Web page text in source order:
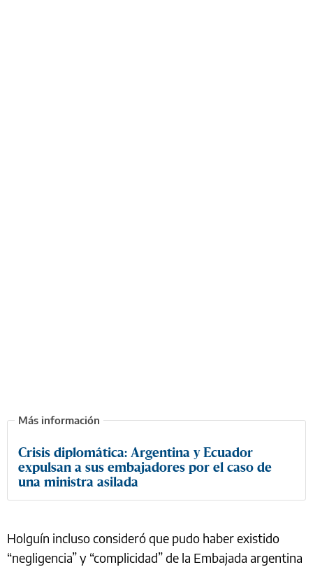
Crisis diplomática: Argentina y Ecuador
expulsan a sus embajadores por el caso de
una ministra asilada
Holguín incluso consideró que pudo haber existido
“negligencia” y “complicidad” de la Embajada argentina